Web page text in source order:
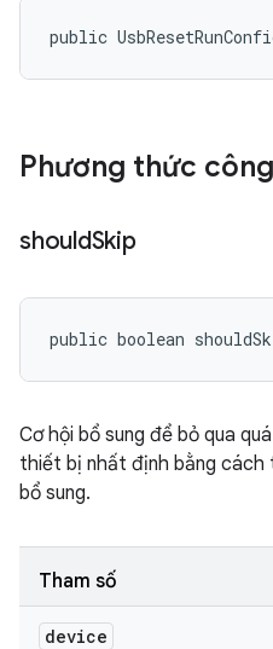
public
Phương thức
shouldSkip
public boolean
Cơ hội bổ sung để bỏ qua
thiết bị nhất định bằng cách
bổ sung.
Tham số
device